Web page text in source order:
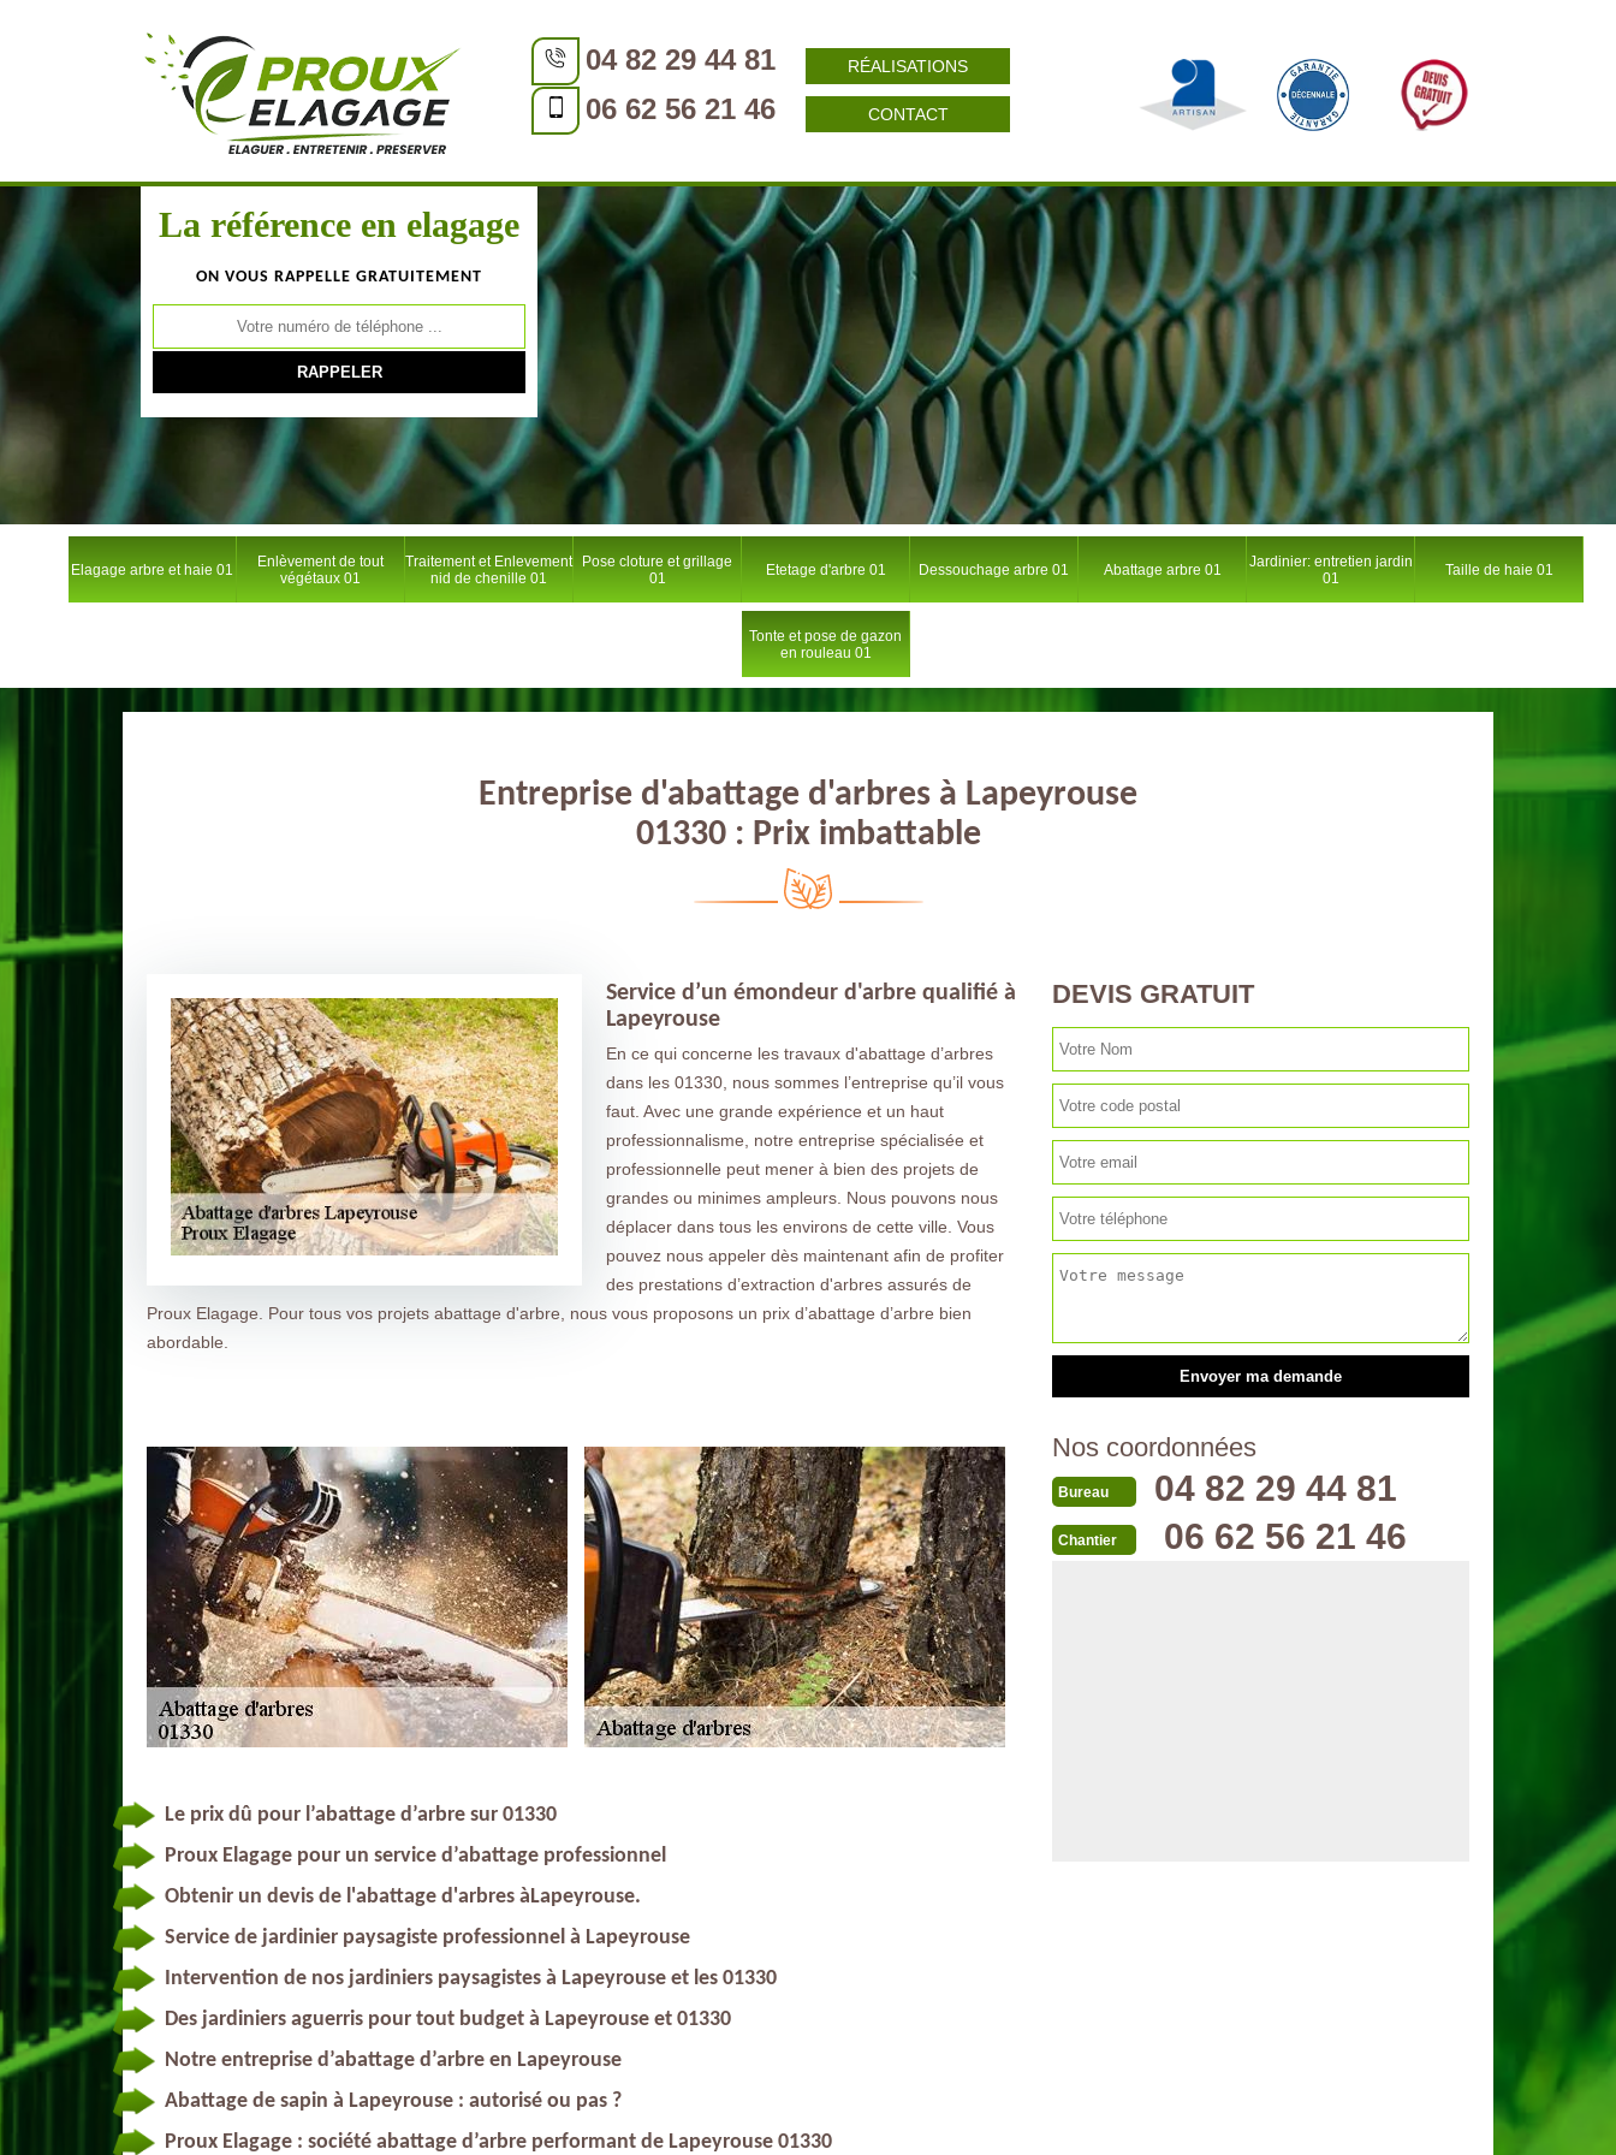
04 82 29 44 81
06 62 56 21 46
RÉALISATIONS
CONTACT
La référence en elagage
ON VOUS RAPPELLE GRATUITEMENT
Elagage arbre et haie 01
Enlèvement de tout
végétaux 01
Traitement et Enlevement
nid de chenille 01
Pose cloture et grillage
01
Etetage d'arbre 01 Dessouchage arbre 01 Abattage arbre 01
Jardinier: entretien jardin
01
Taille de haie 01
Tonte et pose de gazon
en rouleau 01
Entreprise d'abattage d'arbres à Lapeyrouse
01330 : Prix imbattable
Service d’un émondeur d'arbre qualifié à
Lapeyrouse
En ce qui concerne les travaux d'abattage d’arbres
dans les 01330, nous sommes l’entreprise qu’il vous
faut. Avec une grande expérience et un haut
professionnalisme, notre entreprise spécialisée et
professionnelle peut mener à bien des projets de
grandes ou minimes ampleurs. Nous pouvons nous
déplacer dans tous les environs de cette ville. Vous
pouvez nous appeler dès maintenant afin de profiter
des prestations d’extraction d'arbres assurés de
Proux Elagage. Pour tous vos projets abattage d'arbre, nous vous proposons un prix d’abattage d’arbre bien
abordable.
Le prix dû pour l’abattage d’arbre sur 01330
Proux Elagage pour un service d’abattage professionnel
Obtenir un devis de l'abattage d'arbres àLapeyrouse.
Service de jardinier paysagiste professionnel à Lapeyrouse
Intervention de nos jardiniers paysagistes à Lapeyrouse et les 01330
Des jardiniers aguerris pour tout budget à Lapeyrouse et 01330
Notre entreprise d’abattage d’arbre en Lapeyrouse
Abattage de sapin à Lapeyrouse : autorisé ou pas ?
Proux Elagage : société abattage d’arbre performant de Lapeyrouse 01330
DEVIS GRATUIT
Nos coordonnées
Bureau 04 82 29 44 81
Chantier 06 62 56 21 46